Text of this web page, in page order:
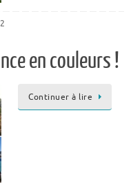
2
en couleurs !
Continuer à lire